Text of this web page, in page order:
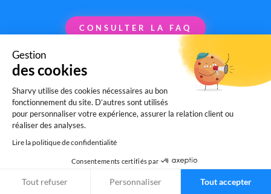
Gestion
des cookies
Sharvy utilise des cookies nécessaires au bon
fonctionnement du site. D’autres sont utilisés
pour personnaliser votre expérience, assurer la relation client ou
réaliser des analyses.
Lire la politique de confidentialité
Consentements certifiés par
Tout refuser Personnaliser Tout accepter
CONSULTER LA FAQ
SOLUTION DE PARKING &
WORKPLACE MANAGEMENT
Gestion de parking-Pilotage des bornes
de recharge-Desk booking-